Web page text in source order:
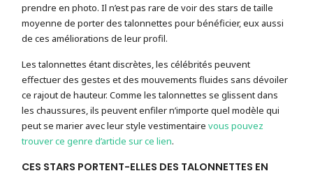
prendre en photo. Il n’est pas rare de voir des stars de taille
moyenne de porter des talonnettes pour bénéficier, eux aussi
de ces améliorations de leur profil.
Les talonnettes étant discrètes, les célébrités peuvent
effectuer des gestes et des mouvements fluides sans dévoiler
ce rajout de hauteur. Comme les talonnettes se glissent dans
les chaussures, ils peuvent enfiler n’importe quel modèle qui
peut se marier avec leur style vestimentairevous pouvez
trouver ce genre d’article sur ce lien.
CES STARS PORTENT-ELLES DES TALONNETTES EN